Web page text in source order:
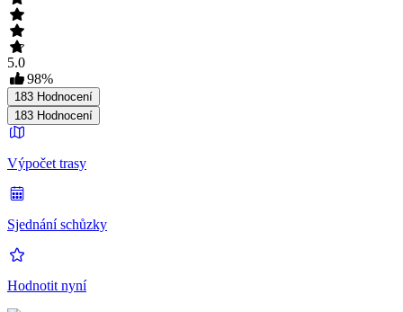
5.0
98%
183 Hodnocení
183 Hodnocení
Výpočet trasy
Sjednání schůzky
Hodnotit nyní